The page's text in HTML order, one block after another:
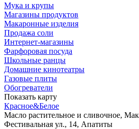
Мука и крупы
Магазины продуктов
Макаронные изделия
Продажа соли
Интернет-магазины
Фарфоровая посуда
Школьные ранцы
Домашние кинотеатры
Газовые плиты
Обогреватели
Показать карту
Красное&Белое
Масло растительное и сливочное,
Фестивальная ул., 14, Апатиты